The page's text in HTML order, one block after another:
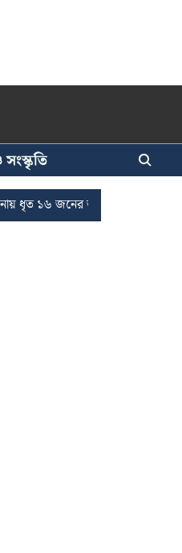
সংস্কৃতি
জনের জামিন